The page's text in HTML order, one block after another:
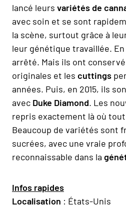
lancé leurs variétés de
avec soin et se sont
la scène, surtout grâce à
leur génétique travaillée. En
arrêté. Mais ils ont
originales et les cuttings
années. Puis, en 2015, ils
avec Duke Diamond. Les
repris exactement là où
Beaucoup de variétés sont
sucrées, avec une vraie
reconnaissable dans la
Infos rapides
Localisation : États-Unis